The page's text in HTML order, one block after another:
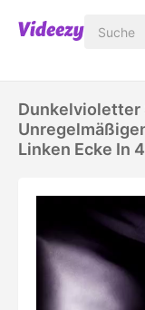
Dunkelvioletter
Linken Ecke In